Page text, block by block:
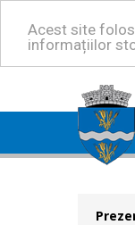
Acest site
informațiilor